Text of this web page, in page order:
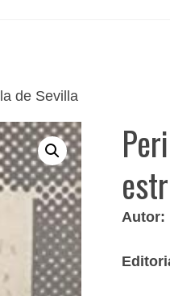
de Sevilla
Autor: